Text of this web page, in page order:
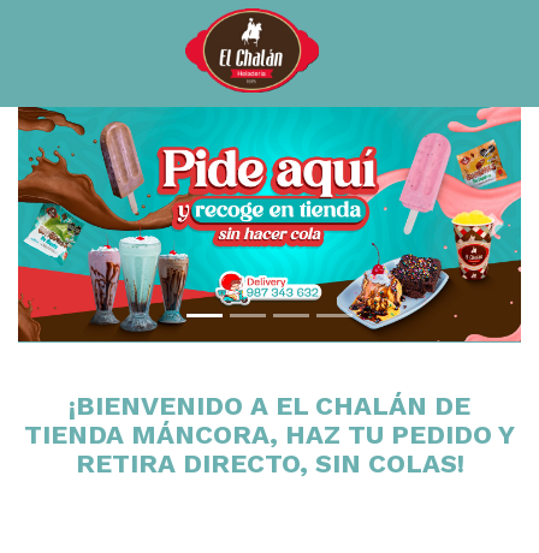
Previous Next
¡BIENVENIDO A EL CHALÁN DE
TIENDA MÁNCORA, HAZ TU PEDIDO Y
RETIRA DIRECTO, SIN COLAS!